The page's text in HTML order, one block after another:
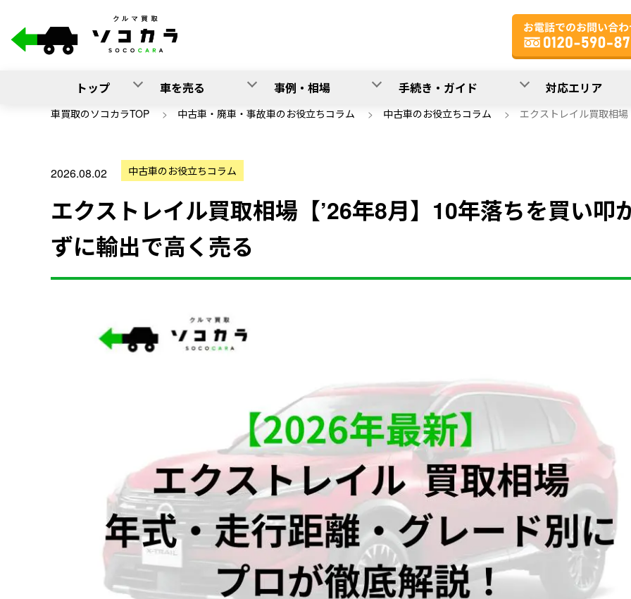
トップ 車を売る 事例・相場 手続き・ガイド 対応エリア
車買取のソコカラTOP > 中古車・廃車・事故車のお役立ちコラム > 中古車のお役立ちコラム > エクストレイル買取相
2026.08.02 中古車のお役立ちコラム
エクストレイル買取相場【’26年8月】10年落ちを買い叩
ずに輸出で高く売る